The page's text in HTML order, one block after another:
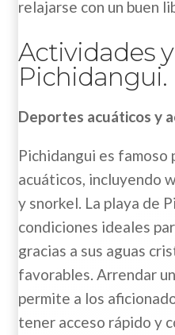
relajarse con un buen
Actividades
Pichidangui.
Deportes acuáticos y
Pichidangui es famoso
acuáticos, incluyendo
y snorkel. La playa de
condiciones ideales
gracias a sus aguas
favorables. Arrendar
permite a los
tener acceso rápido y